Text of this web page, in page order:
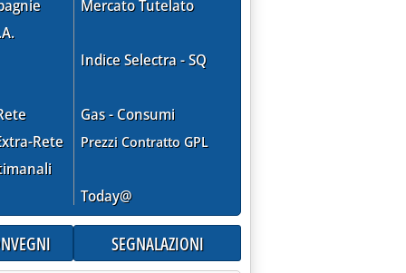
Rete
Mercato Tutelato
Indice Selectra - SQ
Gas - Consumi
Prezzi Contratto GPL
Today@
SEGNALAZIONI